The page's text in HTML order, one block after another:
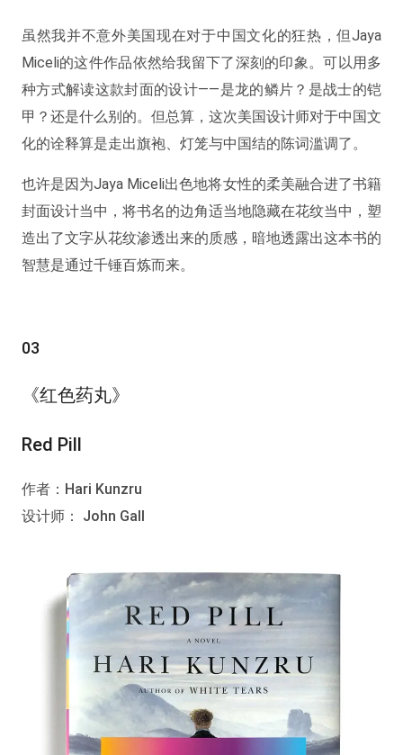
虽然我并不意外美国现在对于中国文化的狂热，但Jaya
Miceli的这件作品依然给我留下了深刻的印象。可以用多
种方式解读这款封面的设计——是龙的鳞片？是战士的铠
甲？还是什么别的。但总算，这次美国设计师对于中国文
化的诠释算是走出旗袍、灯笼与中国结的陈词滥调了。
也许是因为Jaya Miceli出色地将女性的柔美融合进了书籍
封面设计当中，将书名的边角适当地隐藏在花纹当中，塑
造出了文字从花纹渗透出来的质感，暗地透露出这本书的
智慧是通过千锤百炼而来。
03
《红色药丸》
Red Pill
作者：Hari Kunzru
设计师： John Gall